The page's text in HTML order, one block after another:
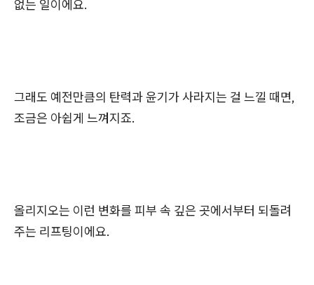
없는 일이에요.
그래도 예전만큼의 탄력과 윤기가 사라지는 걸 느낄 때면,
조금은 아쉽게 느껴지죠.
올리지오는 이런 변화를 피부 속 깊은 곳에서부터 되돌려
주는 리프팅이에요.